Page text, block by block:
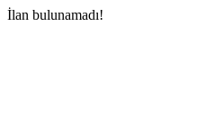
İlan bulunamadı!